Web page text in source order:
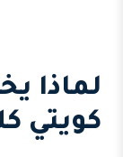
لماذا
كويتي